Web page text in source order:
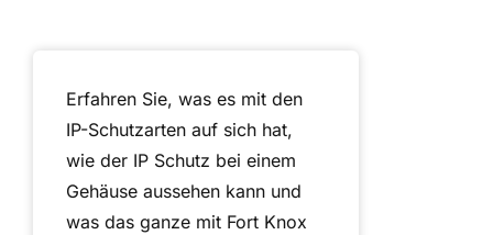
Erfahren Sie, was es mit den
IP-Schutzarten auf sich hat,
wie der IP Schutz bei einem
Gehäuse aussehen kann und
was das ganze mit Fort Knox